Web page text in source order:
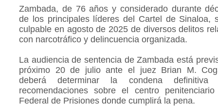
Zambada, de 76 años y considerado durante
de los principales líderes del Cartel de Sinaloa,
culpable en agosto de 2025 de diversos delitos
con narcotráfico y delincuencia organizada.
La audiencia de sentencia de Zambada está
próximo 20 de julio ante el juez Brian M.
deberá determinar la condena
recomendaciones sobre el centro
Federal de Prisiones donde cumplirá la pena.